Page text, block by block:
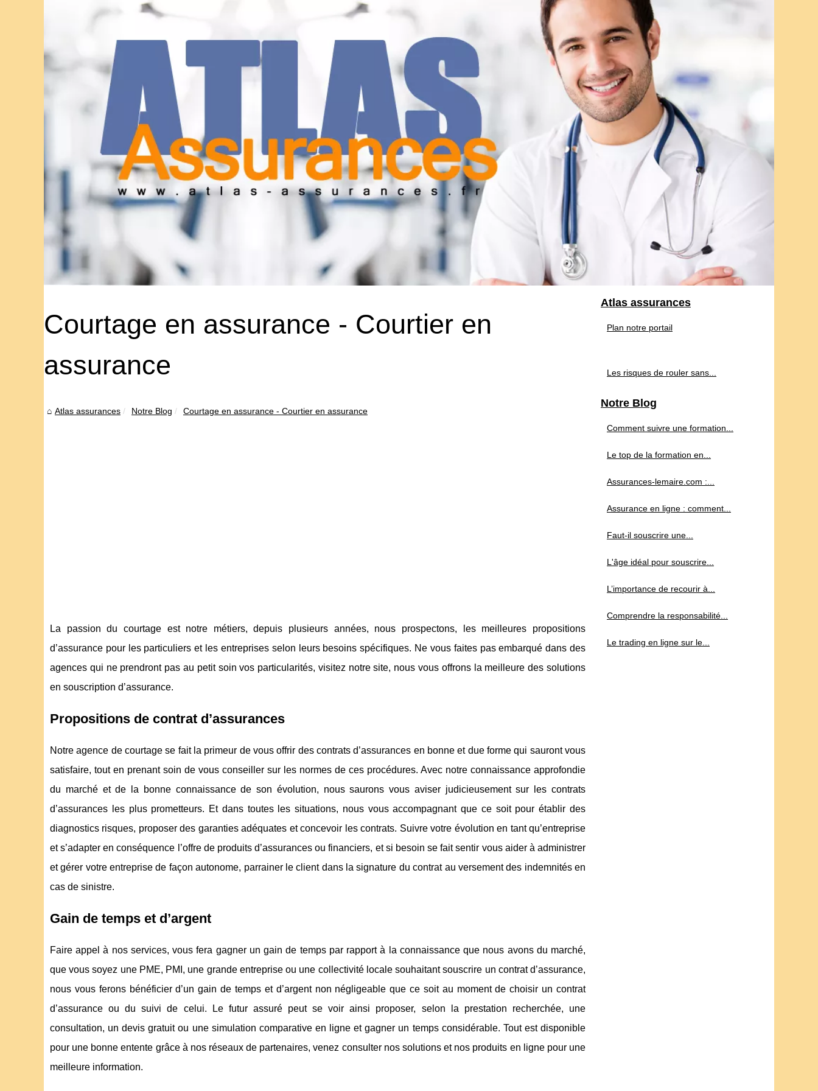
Courtage en assurance - Courtier en
assurance
Atlas assurances Notre Blog Courtage en assurance - Courtier en assurance
La passion du courtage est notre métiers, depuis plusieurs années, nous prospectons, les meilleures propositions
d’assurance pour les particuliers et les entreprises selon leurs besoins spécifiques. Ne vous faites pas embarqué dans des
agences qui ne prendront pas au petit soin vos particularités, visitez notre site, nous vous offrons la meilleure des solutions
en souscription d’assurance.
Propositions de contrat d’assurances
Notre agence de courtage se fait la primeur de vous offrir des contrats d’assurances en bonne et due forme qui sauront vous
satisfaire, tout en prenant soin de vous conseiller sur les normes de ces procédures. Avec notre connaissance approfondie
du marché et de la bonne connaissance de son évolution, nous saurons vous aviser judicieusement sur les contrats
d’assurances les plus prometteurs. Et dans toutes les situations, nous vous accompagnant que ce soit pour établir des
diagnostics risques, proposer des garanties adéquates et concevoir les contrats. Suivre votre évolution en tant qu’entreprise
et s’adapter en conséquence l’offre de produits d’assurances ou financiers, et si besoin se fait sentir vous aider à administrer
et gérer votre entreprise de façon autonome, parrainer le client dans la signature du contrat au versement des indemnités en
cas de sinistre.
Gain de temps et d’argent
Faire appel à nos services, vous fera gagner un gain de temps par rapport à la connaissance que nous avons du marché,
que vous soyez une PME, PMI, une grande entreprise ou une collectivité locale souhaitant souscrire un contrat d’assurance,
nous vous ferons bénéficier d’un gain de temps et d’argent non négligeable que ce soit au moment de choisir un contrat
d’assurance ou du suivi de celui. Le futur assuré peut se voir ainsi proposer, selon la prestation recherchée, une
consultation, un devis gratuit ou une simulation comparative en ligne et gagner un temps considérable. Tout est disponible
pour une bonne entente grâce à nos réseaux de partenaires, venez consulter nos solutions et nos produits en ligne pour une
meilleure information.
Atlas assurances
Plan notre portail
Les risques de rouler sans...
Notre Blog
Comment suivre une formation...
Le top de la formation en...
Assurances-lemaire.com :...
Assurance en ligne : comment...
Faut-il souscrire une...
L'âge idéal pour souscrire...
L’importance de recourir à...
Comprendre la responsabilité...
Le trading en ligne sur le...